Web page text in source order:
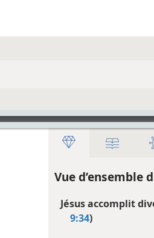
Vue d’ensemble
Jésus accomplit
9:34)